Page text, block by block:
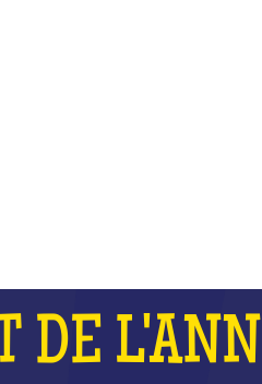
DE